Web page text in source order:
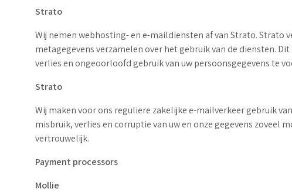
Strato
Wij nemen webhosting- en e-maildiensten af van Strato. Strato
metagegevens verzamelen over het gebruik van de diensten.
verlies en ongeoorloofd gebruik van uw persoonsgegevens te
Strato
Wij maken voor ons reguliere zakelijke e-mailverkeer gebruik
misbruik, verlies en corruptie van uw en onze gegevens
vertrouwelijk.
Payment processors
Mollie